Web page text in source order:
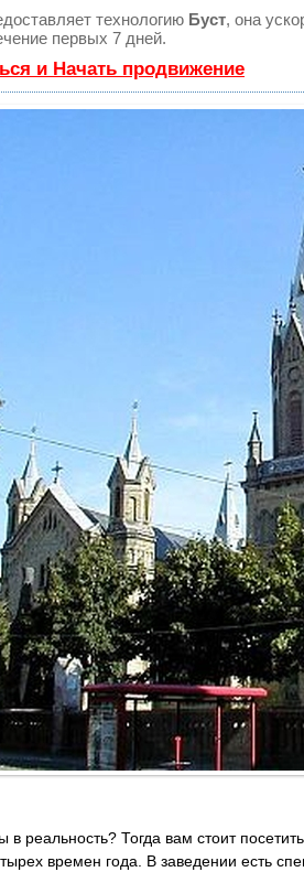
технологию Буст, она
первых 7 дней.
и Начать продвижение
в реальность? Тогда вам стоит
времен года. В заведении есть